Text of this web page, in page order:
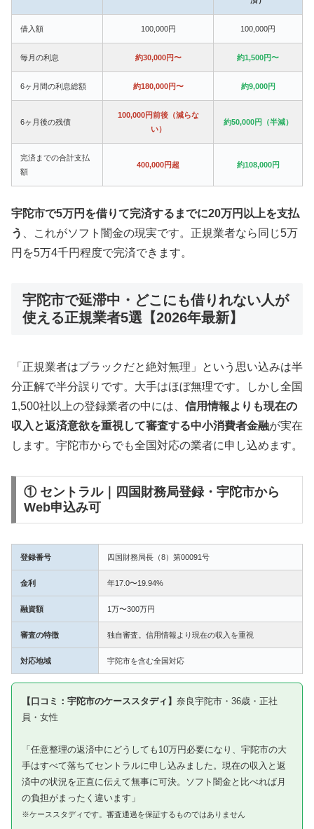
借入額 100,000円 100,000円
毎月の利息 約30,000円〜 約1,500円〜
6ヶ月間の利息総額 約180,000円〜 約9,000円
6ヶ月後の残債
100,000円前後（減らな
い）
約50,000円（半減）
完済までの合計支払
額
400,000円超 約108,000円
宇陀市で5万円を借りて完済するまでに20万円以上を支払
う
、これがソフト闇金の現実です。正規業者なら同じ5万
円を5万4千円程度で完済できます。
宇陀市で延滞中・どこにも借りれない人が
使える正規業者5選【2026年最新】
「正規業者はブラックだと絶対無理」という思い込みは半
分正解で半分誤りです。大手はほぼ無理です。しかし全国
1,500社以上の登録業者の中には、 信用情報よりも現在の
収入と返済意欲を重視して審査する中小消費者金融が実在
します。宇陀市からでも全国対応の業者に申し込めます。
① セントラル｜四国財務局登録・宇陀市から
Web申込み可
登録番号 四国財務局長（8）第00091号
金利 年17.0〜19.94%
融資額 1万〜300万円
審査の特徴 独自審査。信用情報より現在の収入を重視
対応地域 宇陀市を含む全国対応
【口コミ：宇陀市のケーススタディ】 奈良宇陀市・36歳・正社
員・女性
「任意整理の返済中にどうしても10万円必要になり、宇陀市の大
手はすべて落ちてセントラルに申し込みました。現在の収入と返
済中の状況を正直に伝えて無事に可決。ソフト闇金と比べれば月
の負担がまったく違います」
※ケーススタディです。審査通過を保証するものではありません